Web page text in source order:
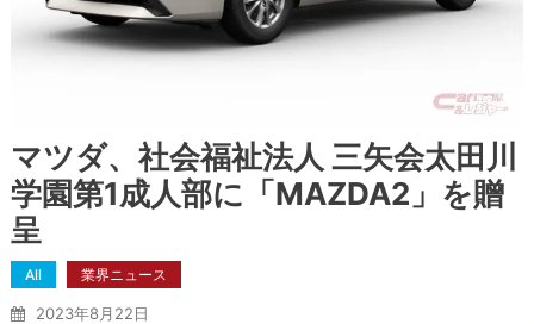
マツダ、社会福祉法人 三矢会太田川
学園第1成人部に「MAZDA2」を贈
呈
All 業界ニュース
2023年8月22日